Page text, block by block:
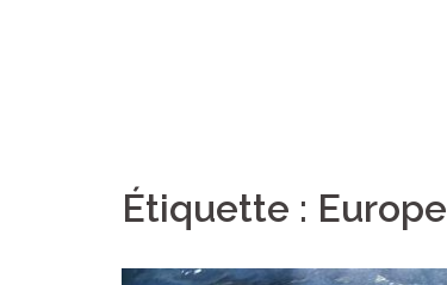
Étiquette : Europe